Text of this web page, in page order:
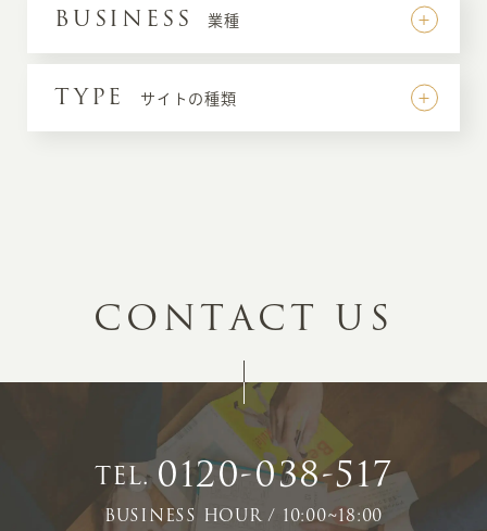
BUSINESS 業種
TYPE サイトの種類
CONTACT US
TEL.0120-038-517
BUSINESS HOUR / 10:00~18:00